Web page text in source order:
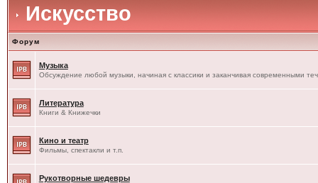
Искусство
Форум
Музыка
Обсуждение любой музыки, начиная с классики и заканчивая современными
Литература
Книги & Книжечки
Кино и театр
Фильмы, спектакли и т.п.
Рукотворные шедевры